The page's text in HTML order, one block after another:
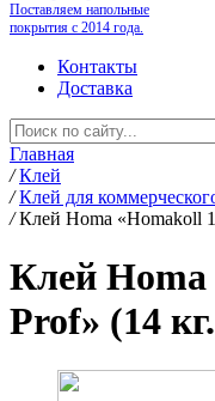
Поставляем напольные
покрытия с 2014 года.
Контакты
Доставка
Главная
/ Клей
/ Клей для
/ Клей Homa «Homakoll
Клей
Prof» (14